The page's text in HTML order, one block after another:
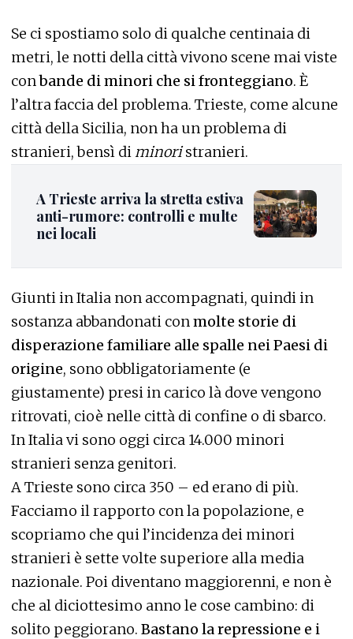
Se ci spostiamo solo di qualche centinaia di
metri, le notti della città vivono scene mai viste
conbande di minori che si fronteggiano. È
l’altra faccia del problema. Trieste, come alcune
città della Sicilia, non ha un problema di
stranieri, bensì di minoristranieri.
A Trieste arriva la stretta estiva
anti-rumore: controlli e multe
nei locali
Giunti in Italia non accompagnati, quindi in
sostanza abbandonati conmolte storie di
disperazione familiare alle spalle nei Paesi di
origine, sono obbligatoriamente (e
giustamente) presi in carico là dove vengono
ritrovati, cioè nelle città di confine o di sbarco.
In Italia vi sono oggi circa 14.000 minori
stranieri senza genitori.
A Trieste sono circa 350 – ed erano di più.
Facciamo il rapporto con la popolazione, e
scopriamo che qui l’incidenza dei minori
stranieri è sette volte superiore alla media
nazionale. Poi diventano maggiorenni, e non è
che al diciottesimo anno le cose cambino: di
solito peggiorano. Bastano la repressione e i